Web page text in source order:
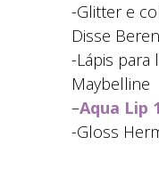
-Glitter e
Disse
-Lápis para
Maybelline
–Aqua Lip
-Gloss